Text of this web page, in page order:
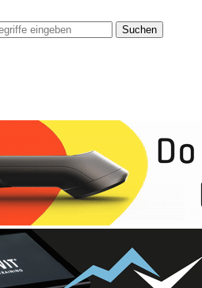
Suchen